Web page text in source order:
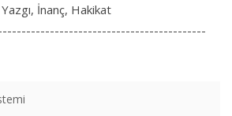
İnanç, Hakikat